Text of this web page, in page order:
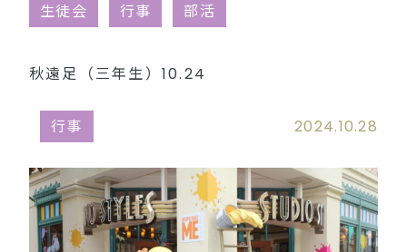
生徒会 行事 部活
秋遠足（三年生）10.24
2024.10.28
行事